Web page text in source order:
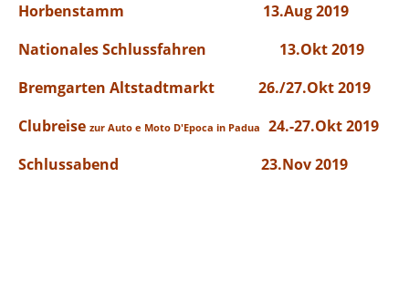
Horbenstamm 13.Aug 2019
Nationales Schlussfahren 13.Okt 2019
Bremgarten Altstadtmarkt 26./27.Okt 2019
Clubreise zur Auto e Moto D'Epoca in Padua
24.-27.Okt 2019
Schlussabend 23.Nov 2019